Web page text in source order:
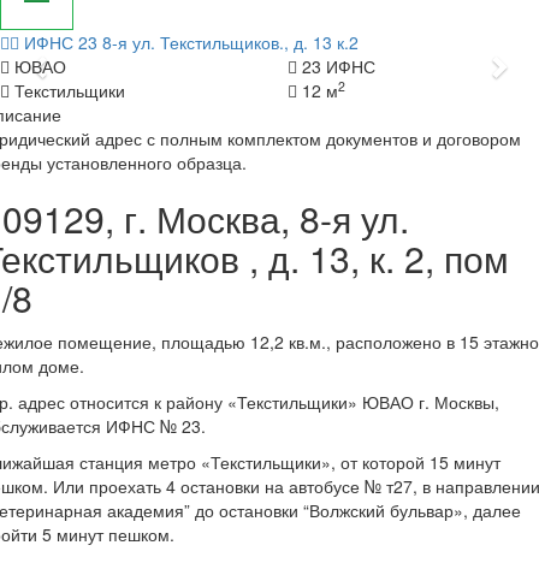
ИФНС 23 8-я ул. Текстильщиков., д. 13 к.2
Назад
ЮВАО
23 ИФНС
Текстильщики
12 м2
адрес с полным комплектом документов и договором
установленного образца.
г. Москва, 8-я ул.
, д. 13, к. 2, пом
8
помещение, площадью 12,2 кв.м., расположено в 15
доме.
адрес относится к району «Текстильщики» ЮВАО г. Москвы,
ИФНС № 23.
станция метро «Текстильщики», от которой 15 минут
Или проехать 4 остановки на автобусе № т27, в направлении
академия” до остановки “Волжский бульвар», далее
5 минут пешком.